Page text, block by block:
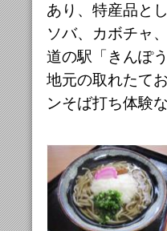
あり、特産品と
ソバ、カボチャ
道の駅「きんぽ
地元の取れたて
ンそば打ち体験